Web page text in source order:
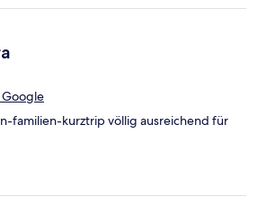
der Fernseher und alles war.
familien-kurztrip völlig ausreichend für